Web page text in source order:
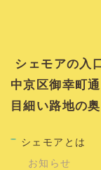
シェモアの入
中京区御幸町
目細い路地の奥
シェモアとは
お知らせ